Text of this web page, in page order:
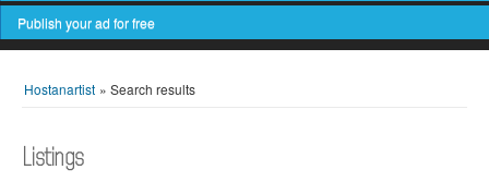
Publish your ad for free
Hostanartist » Search results
Listings